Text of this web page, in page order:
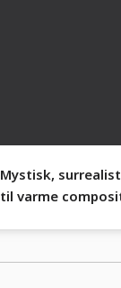
Mystisk,
til varme